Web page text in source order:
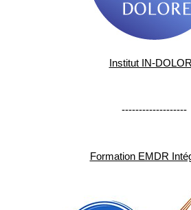
Institut IN-
-------------------
Formation EMDR